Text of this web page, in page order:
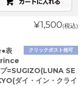
¥1,500(税込)
クリックポスト他可
表
=SUGIZO(LUNA SE
ダイ・イン・クライ